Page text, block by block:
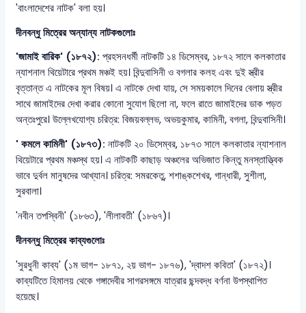
'বাংলাদেশের নাটক' বলা হয়।
দীনবন্ধু মিত্রের অন্যান্য নাটকগুলোঃ
'জামাই বারিক' (১৮৭২):প্রহসনধর্মী নাটকটি ১৪ ডিসেম্বর, ১৮৭২ সালে কলকাতার
ন্যাশনাল থিয়েটারে প্রথম মঞ্চই হয়। বিন্দুবাসিনী ও বগলার কলহ এবং দুই স্ত্রীর
বৃত্তান্ত এ নাটকের মূল বিষয়। এ নাটকে দেখা যায়, সে সময়কালে দিনের বেলায় স্ত্রীর
সাথে জামাইদের দেখা করার কোনো সুযোগ ছিলো না, ফলে রাতে জামাইদের ডাক পড়ত
অন্তঃপুরে। উল্লেখযোগ্য চরিত্র: বিজয়বল্লভ, অভয়কুমার, কামিনী, বগলা, বিন্দুবাসিনী।
' কমলে কামিনী' (১৮৭৩):নাটকটি ২০ ডিসেম্বর, ১৮৭৩ সালে কলকাতার ন্যাশনাল
থিয়েটারে প্রথম মঞ্চস্থ হয়। এ নাটকটি কাছাড় অঞ্চলের অভিজাত কিন্তু মনস্তাত্ত্বিক
ভাবে দুর্বল মানুষদের আখ্যান। চরিত্র: সমরকেতু, শশাঙ্কশেখর, গান্ধারী, সুশীলা,
সুরবালা।
'নবীন তপস্বিনী' (১৮৬৩), 'লীলাবতী' (১৮৬৭)।
দীনবন্ধু মিত্রের কাব্যগুলোঃ
'সুরধুনী কাব্য' (১ম ভাগ- ১৮৭১, ২য় ভাগ- ১৮৭৬), 'দ্বাদশ কবিতা' (১৮৭২)।
কাব্যটিতে হিমালয় থেকে গঙ্গাদেবীর সাগরসঙ্গমে যাত্রার ছন্দবদ্ধ বর্ণনা উপস্থাপিত
হয়েছে।